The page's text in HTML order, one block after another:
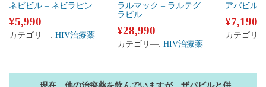
ネビビル – ネビラピン
¥5,990
カテゴリ―: HIV治療薬
ラルマック – ラルテグ
ラビル
¥28,990
カテゴリ―: HIV治療薬
アバビル
¥7,190
カテゴリ